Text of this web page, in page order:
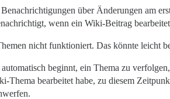
über Änderungen am
wenn ein Wiki-Beitrag
nicht funktioniert. Das könnte leicht
beginnt, ein Thema zu
bearbeitet habe, zu diesem